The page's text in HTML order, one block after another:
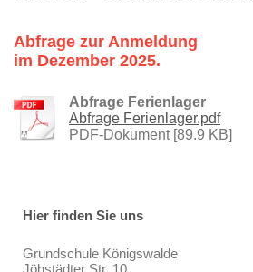
Abfrage zur Anmeldung
im Dezember 2025.
Abfrage Ferienlager
Abfrage Ferienlager.pdf
PDF-Dokument [89.9 KB]
Hier finden Sie uns
Grundschule Königswalde